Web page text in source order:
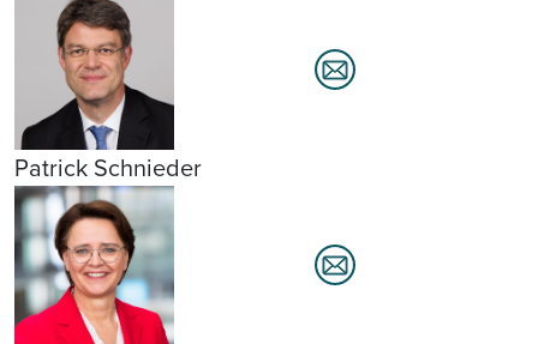
Patrick Schnieder